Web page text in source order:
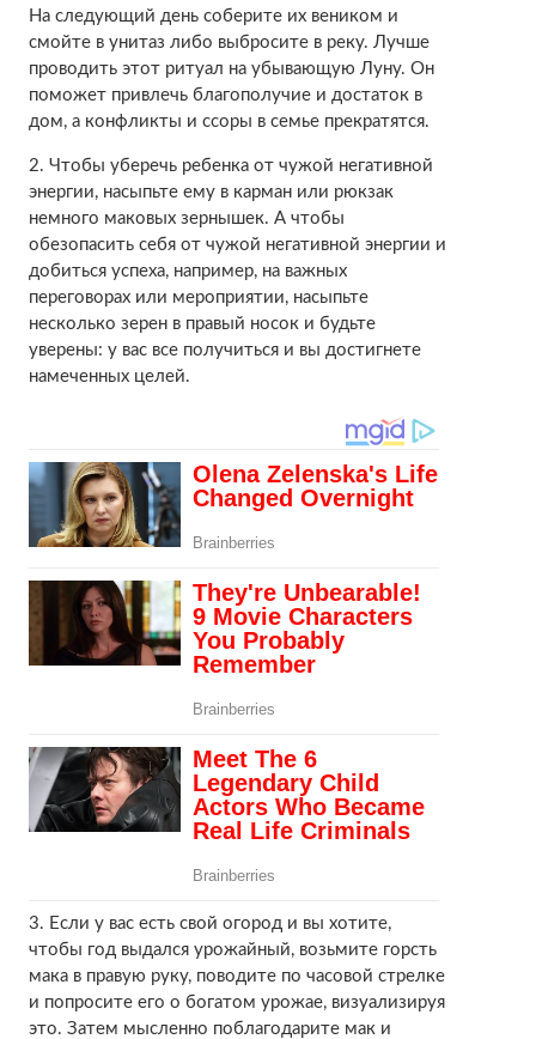
На следующий день соберите их веником и
смойте в унитаз либо выбросите в реку. Лучше
проводить этот ритуал на убывающую Луну. Он
поможет привлечь благополучие и достаток в
дом, а конфликты и ссоры в семье прекратятся.
2. Чтобы уберечь ребенка от чужой негативной
энергии, насыпьте ему в карман или рюкзак
немного маковых зернышек. А чтобы
обезопасить себя от чужой негативной энергии и
добиться успеха, например, на важных
переговорах или мероприятии, насыпьте
несколько зерен в правый носок и будьте
уверены: у вас все получиться и вы достигнете
намеченных целей.
3. Если у вас есть свой огород и вы хотите,
чтобы год выдался урожайный, возьмите горсть
мака в правую руку, поводите по часовой стрелке
и попросите его о богатом урожае, визуализируя
это. Затем мысленно поблагодарите мак и